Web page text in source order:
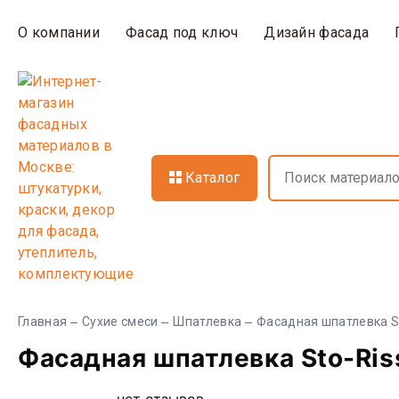
О компании Фасад под ключ Дизайн фасада
Каталог
Главная Сухие смеси Шпатлевка Фасадная шпатлевка
Фасадная шпатлевка Sto-